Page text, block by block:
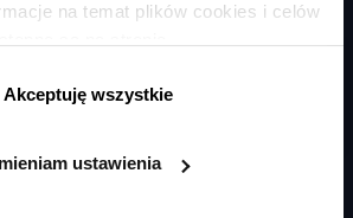
na temat plików cookies i celów
Akceptuję wszystkie
ustawienia